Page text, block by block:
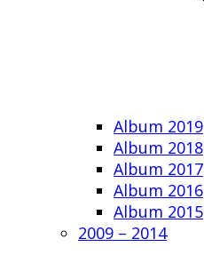
Album 2019
Album 2018
Album 2017
Album 2016
Album 2015
2009 – 2014